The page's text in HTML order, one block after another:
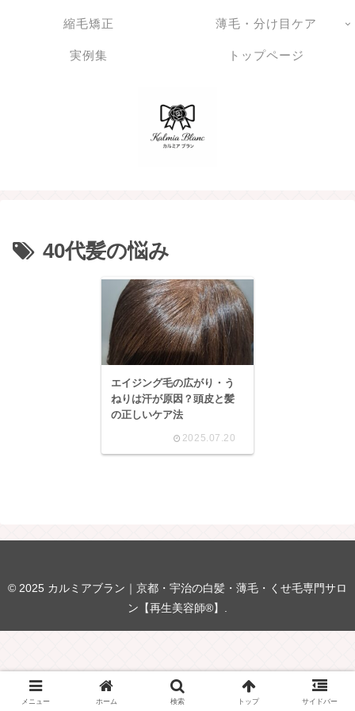
縮毛矯正 薄毛・分け目ケア
実例集 トップページ
40代髪の悩み
エイジング毛の広がり・う
ねりは汗が原因？頭皮と髪
の正しいケア法
2025.07.20
© 2025 カルミアブラン｜京都・宇治の白髪・薄毛・くせ毛専門サロ
ン【再生美容師®】.
メニュー ホーム 検索 トップ サイドバー